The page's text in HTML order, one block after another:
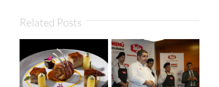
Related Posts